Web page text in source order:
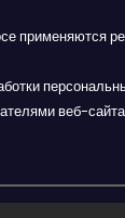
применяются
веб-сайта